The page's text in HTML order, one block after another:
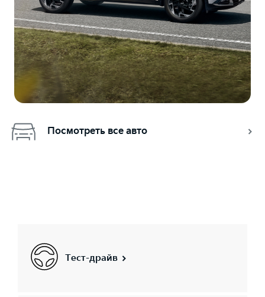
Посмотреть все авто
Тест-драйв